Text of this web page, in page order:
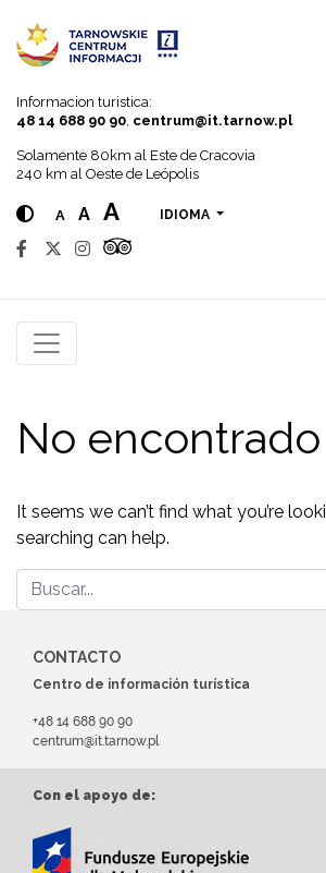
Informacion turistica:
48 14 688 90 90 centrum@it.tarnow.pl
Solamente 80km al Este de Cracovia
240 km al Oeste de Leópolis
A A A IDIOMA
No encontrado
It seems we can’t find what you’re
searching can help.
CONTACTO
Centro de información turística
+48 14 688 90 90
centrum@it.tarnow.pl
Con el apoyo de: